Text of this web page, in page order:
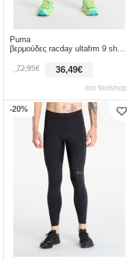
στο footshop
Puma
βερμούδες racday ultafrm 9 short m black xl
36,49€
72,95€
-20%